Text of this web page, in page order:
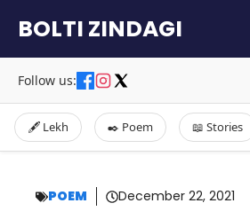
content
BOLTI ZINDAGI
Follow us:
🖋️ Lekh ✒️ Poem 📖 Stories
POEM December 22, 2021